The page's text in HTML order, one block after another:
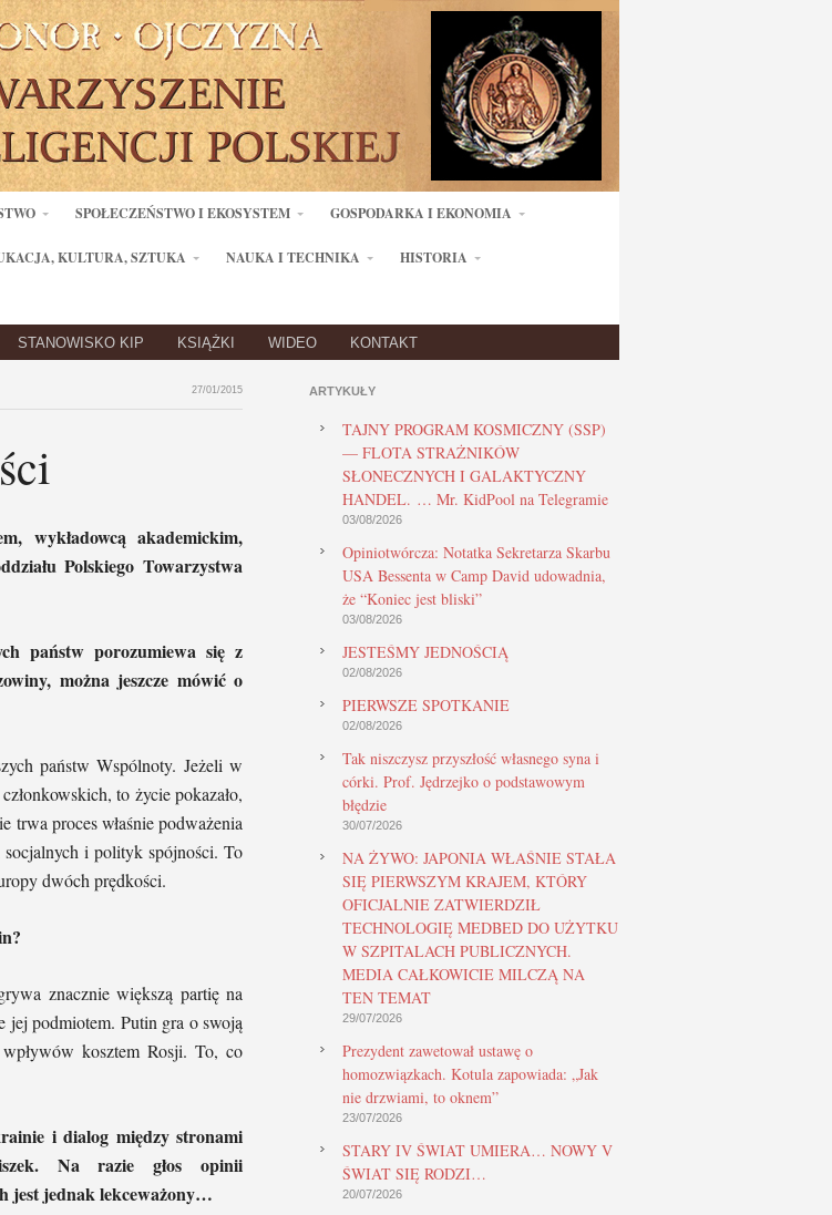
SPOŁECZEŃSTWO I EKOSYSTEM GOSPODARKA I EKONOMIA
KULTURA, SZTUKA NAUKA I TECHNIKA HISTORIA
STANOWISKO KIP KSIĄŻKI WIDEO KONTAKT
27/01/2015
wykładowcą akademickim,
Polskiego Towarzystwa
państw porozumiewa się z
można jeszcze mówić o
państw Wspólnoty. Jeżeli w
to życie pokazało,
proces właśnie podważenia
socjalnych i polityk spójności. To
dwóch prędkości.
znacznie większą partię na
jej podmiotem. Putin gra o swoją
kosztem Rosji. To, co
i dialog między stronami
Na razie głos opinii
jest jednak lekceważony…
ARTYKUŁY
TAJNY PROGRAM KOSMICZNY (SSP)
— FLOTA STRAŻNIKÓW
SŁONECZNYCH I GALAKTYCZNY
HANDEL. … Mr. KidPool na Telegramie
03/08/2026
Opiniotwórcza: Notatka Sekretarza Skarbu
USA Bessenta w Camp David udowadnia,
że “Koniec jest bliski”
03/08/2026
JESTEŚMY JEDNOŚCIĄ
02/08/2026
PIERWSZE SPOTKANIE
02/08/2026
Tak niszczysz przyszłość własnego syna i
córki. Prof. Jędrzejko o podstawowym
błędzie
30/07/2026
NA ŻYWO: JAPONIA WŁAŚNIE STAŁA
SIĘ PIERWSZYM KRAJEM, KTÓRY
OFICJALNIE ZATWIERDZIŁ
TECHNOLOGIĘ MEDBED DO UŻYTKU
W SZPITALACH PUBLICZNYCH.
MEDIA CAŁKOWICIE MILCZĄ NA
TEN TEMAT
29/07/2026
Prezydent zawetował ustawę o
homozwiązkach. Kotula zapowiada: „Jak
nie drzwiami, to oknem”
23/07/2026
STARY IV ŚWIAT UMIERA… NOWY V
ŚWIAT SIĘ RODZI…
20/07/2026